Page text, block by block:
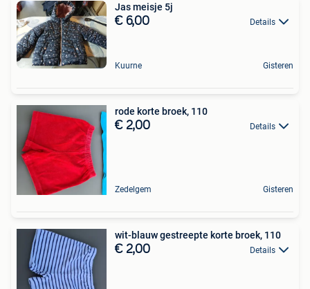
Jas meisje 5j
€ 6,00 Details
Kuurne Gisteren
rode korte broek, 110
€ 2,00 Details
Zedelgem Gisteren
wit-blauw gestreepte korte broek, 110
€ 2,00 Details